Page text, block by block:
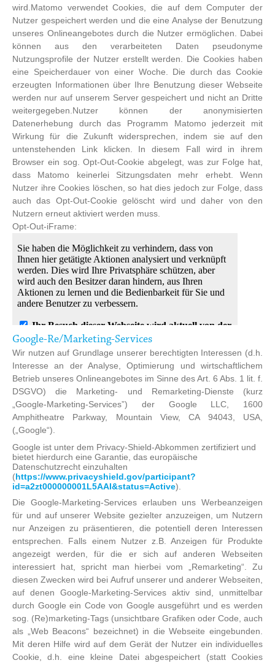
wird.Matomo verwendet Cookies, die auf dem Computer der
Nutzer gespeichert werden und die eine Analyse der Benutzung
unseres Onlineangebotes durch die Nutzer ermöglichen. Dabei
können aus den verarbeiteten Daten pseudonyme
Nutzungsprofile der Nutzer erstellt werden. Die Cookies haben
eine Speicherdauer von einer Woche. Die durch das Cookie
erzeugten Informationen über Ihre Benutzung dieser Webseite
werden nur auf unserem Server gespeichert und nicht an Dritte
weitergegeben.Nutzer können der anonymisierten
Datenerhebung durch das Programm Matomo jederzeit mit
Wirkung für die Zukunft widersprechen, indem sie auf den
untenstehenden Link klicken. In diesem Fall wird in ihrem
Browser ein sog. Opt-Out-Cookie abgelegt, was zur Folge hat,
dass Matomo keinerlei Sitzungsdaten mehr erhebt. Wenn
Nutzer ihre Cookies löschen, so hat dies jedoch zur Folge, dass
auch das Opt-Out-Cookie gelöscht wird und daher von den
Nutzern erneut aktiviert werden muss.
Opt-Out-iFrame:
Google-Re/Marketing-Services
Wir nutzen auf Grundlage unserer berechtigten Interessen (d.h.
Interesse an der Analyse, Optimierung und wirtschaftlichem
Betrieb unseres Onlineangebotes im Sinne des Art. 6 Abs. 1 lit. f.
DSGVO) die Marketing- und Remarketing-Dienste (kurz
„Google-Marketing-Services”) der Google LLC, 1600
Amphitheatre Parkway, Mountain View, CA 94043, USA,
(„Google“).
Google ist unter dem Privacy-Shield-Abkommen zertifiziert und
bietet hierdurch eine Garantie, das europäische
Datenschutzrecht einzuhalten
(https://www.privacyshield.gov/participant?
id=a2zt000000001L5AAI&status=Active).
Die Google-Marketing-Services erlauben uns Werbeanzeigen
für und auf unserer Website gezielter anzuzeigen, um Nutzern
nur Anzeigen zu präsentieren, die potentiell deren Interessen
entsprechen. Falls einem Nutzer z.B. Anzeigen für Produkte
angezeigt werden, für die er sich auf anderen Webseiten
interessiert hat, spricht man hierbei vom „Remarketing“. Zu
diesen Zwecken wird bei Aufruf unserer und anderer Webseiten,
auf denen Google-Marketing-Services aktiv sind, unmittelbar
durch Google ein Code von Google ausgeführt und es werden
sog. (Re)marketing-Tags (unsichtbare Grafiken oder Code, auch
als „Web Beacons“ bezeichnet) in die Webseite eingebunden.
Mit deren Hilfe wird auf dem Gerät der Nutzer ein individuelles
Cookie, d.h. eine kleine Datei abgespeichert (statt Cookies